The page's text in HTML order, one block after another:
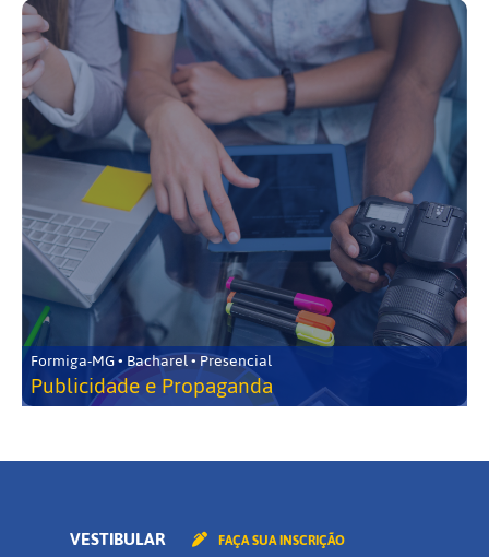
Formiga-MG • Bacharel • Presencial
Publicidade e Propaganda
VESTIBULAR FAÇA SUA INSCRIÇÃO